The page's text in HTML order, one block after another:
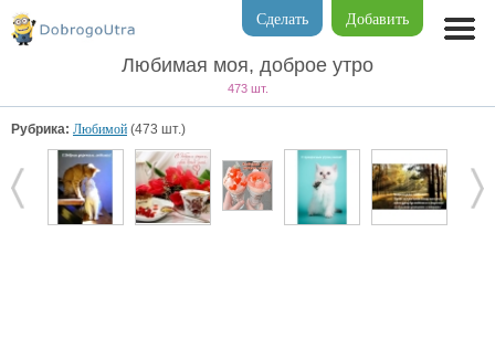
Добавить
Сделать
Любимая моя, доброе утро
473 шт.
Рубрика: Любимой (473 шт.)